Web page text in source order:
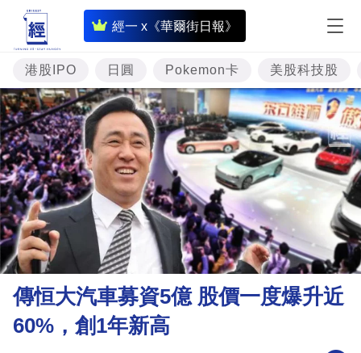
經一 x《華爾街日報》
即
時
財
經
專
題
投
資
樓
市
理
財
商
港股IPO 日圓 Pokemon卡 美股科技股
傳恒大汽車募資5億 股價一度爆升近
60%，創1年新高